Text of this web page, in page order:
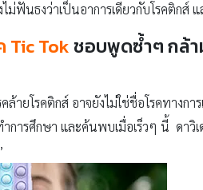
ฟันธงว่าเป็นอาการเดียวกับโรคติกส์
Tic Tokชอบพูดซ้ำๆ กล้า
ยโรคติกส์ อาจยังไม่ใช่ชื่อโรคทางกา
รศึกษา และค้นพบเมื่อเร็วๆ นี้ ดาวิ